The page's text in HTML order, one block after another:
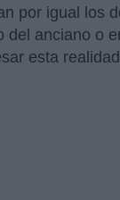
por igual los
del anciano o
esta